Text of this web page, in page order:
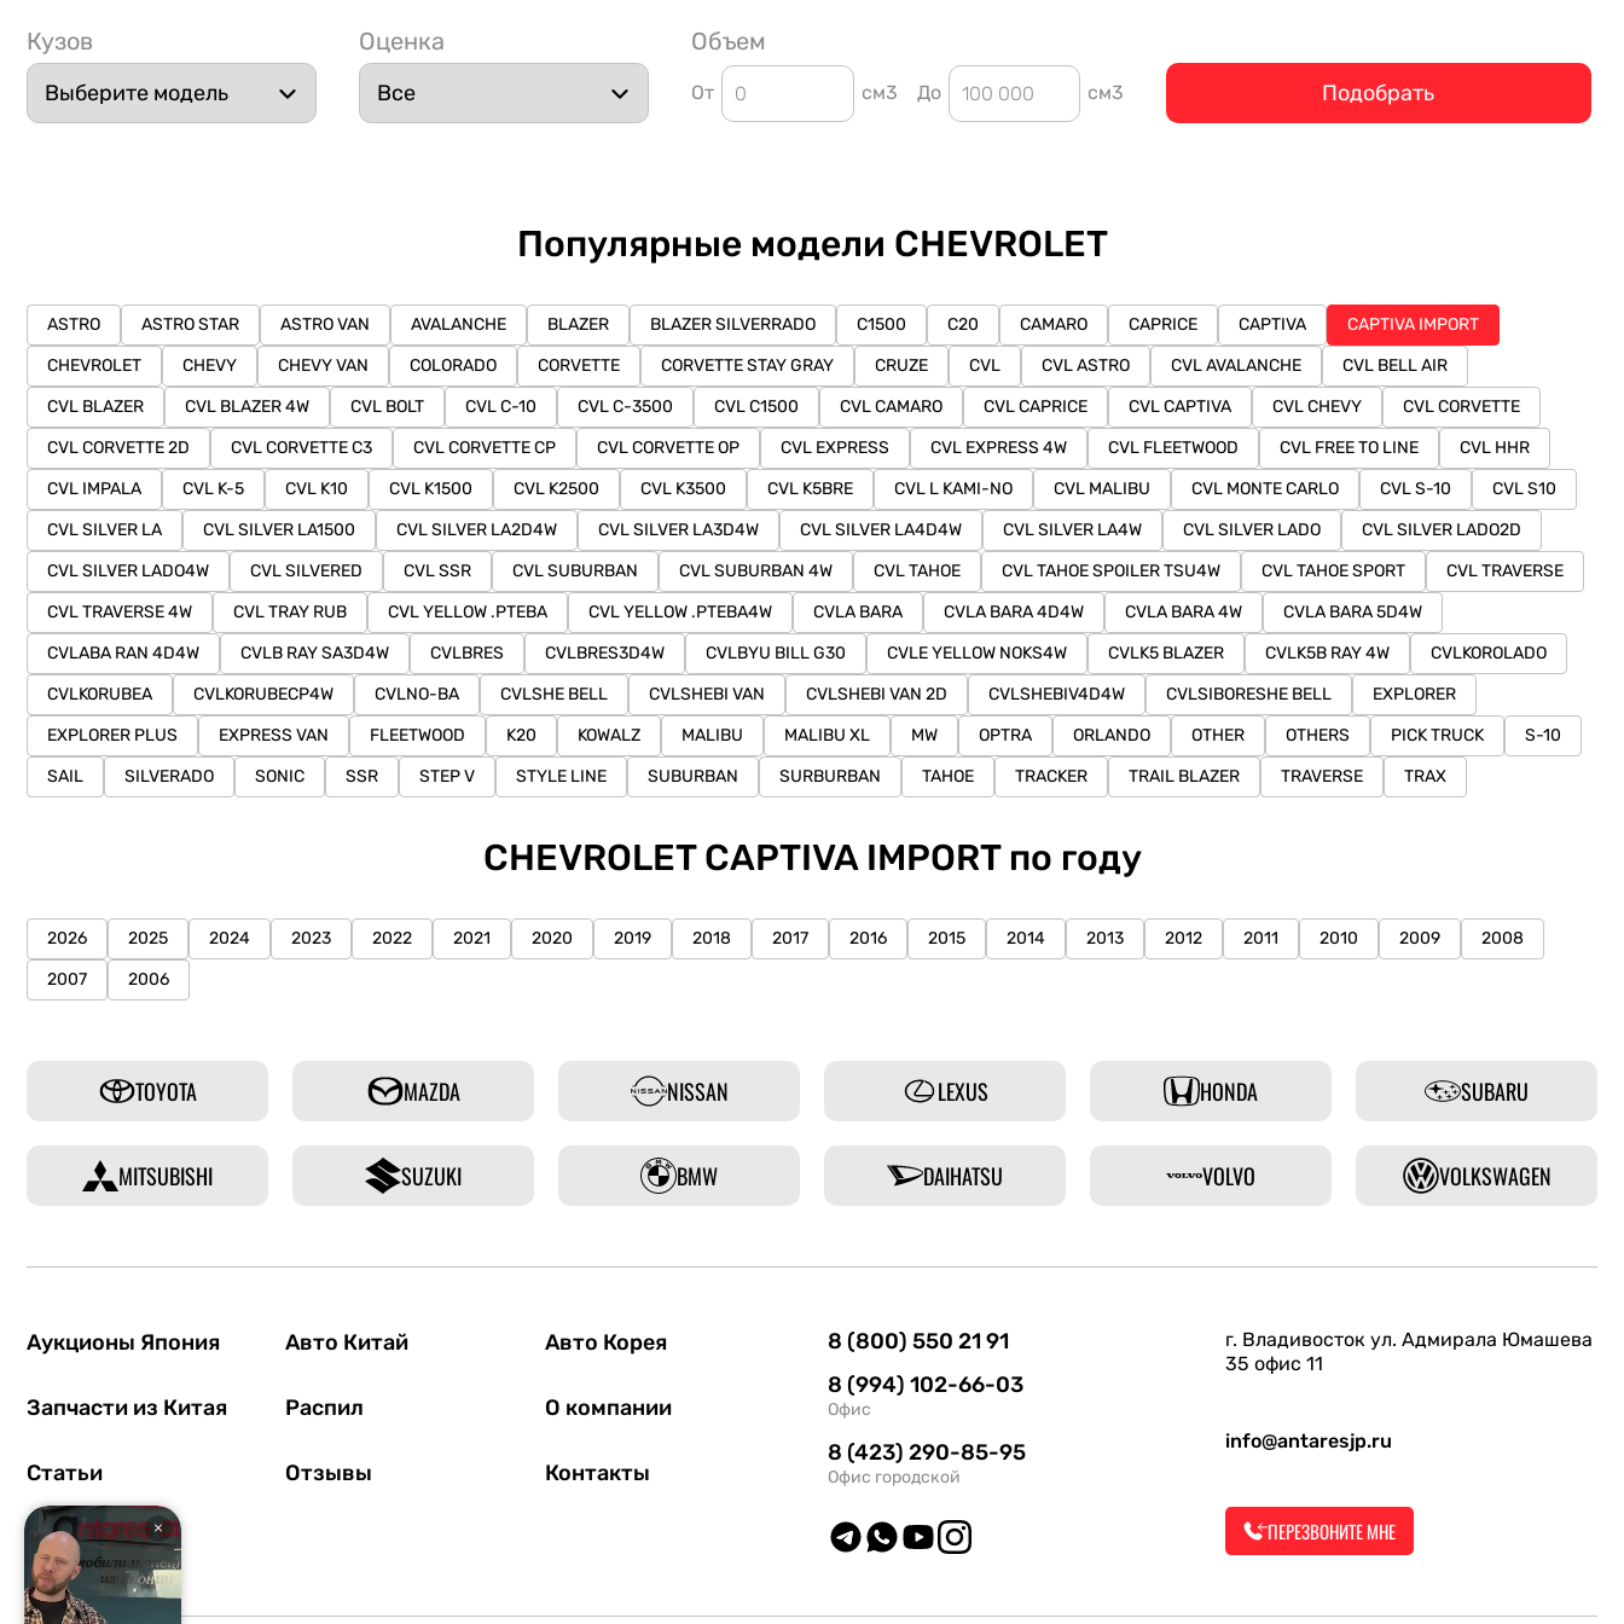
Кузов Оценка Объем
От см3 До см3 Подобрать
Популярные модели CHEVROLET
ASTRO ASTRO STAR ASTRO VAN AVALANCHE BLAZER BLAZER SILVERRADO C1500 C20 CAMARO CAPRICE CAPTIVA
CAPTIVA IMPORT
CHEVROLET
CHEVY CHEVY VAN COLORADO CORVETTE CORVETTE STAY GRAY CRUZE CVL CVL ASTRO CVL AVALANCHE
CVL BELL AIR
CVL BLAZER
CVL BLAZER 4W CVL BOLT CVL C-10 CVL C-3500 CVL C1500 CVL CAMARO CVL CAPRICE CVL CAPTIVA CVL CHEVY
CVL CORVETTE
CVL CORVETTE 2D
CVL CORVETTE C3 CVL CORVETTE CP CVL CORVETTE OP CVL EXPRESS CVL EXPRESS 4W CVL FLEETWOOD CVL FREE TO LINE
CVL HHR
CVL IMPALA
CVL K-5 CVL K10 CVL K1500 CVL K2500 CVL K3500 CVL K5BRE CVL L KAMI-NO CVL MALIBU CVL MONTE CARLO CVL S-10
CVL S10
CVL SILVER LA
CVL SILVER LA1500 CVL SILVER LA2D4W CVL SILVER LA3D4W CVL SILVER LA4D4W CVL SILVER LA4W CVL SILVER LADO
CVL SILVER LADO2D
CVL SILVER LADO4W
CVL SILVERED CVL SSR CVL SUBURBAN CVL SUBURBAN 4W CVL TAHOE CVL TAHOE SPOILER TSU4W CVL TAHOE SPORT
CVL TRAVERSE
CVL TRAVERSE 4W
CVL TRAY RUB CVL YELLOW .PTEBA CVL YELLOW .PTEBA4W CVLA BARA CVLA BARA 4D4W CVLA BARA 4W
CVLA BARA 5D4W
CVLABA RAN 4D4W
CVLB RAY SA3D4W CVLBRES CVLBRES3D4W CVLBYU BILL G30 CVLE YELLOW NOKS4W CVLK5 BLAZER CVLK5B RAY 4W
CVLKOROLADO
CVLKORUBEA
CVLKORUBECP4W CVLNO-BA CVLSHE BELL CVLSHEBI VAN CVLSHEBI VAN 2D CVLSHEBIV4D4W CVLSIBORESHE BELL
EXPLORER
EXPLORER PLUS
EXPRESS VAN FLEETWOOD K20 KOWALZ MALIBU MALIBU XL MW OPTRA ORLANDO OTHER OTHERS PICK TRUCK
S-10
SAIL
SILVERADO SONIC SSR STEP V STYLE LINE SUBURBAN SURBURBAN TAHOE TRACKER TRAIL BLAZER TRAVERSE TRAX
CHEVROLET CAPTIVA IMPORT по году
2026 2025 2024 2023 2022 2021 2020 2019 2018 2017 2016 2015 2014 2013 2012 2011 2010 2009
2008
2007
2006
TOYOTA MAZDA NISSAN LEXUS HONDA SUBARU
MITSUBISHI SUZUKI BMW DAIHATSU VOLVO VOLKSWAGEN
Аукционы Япония Авто Китай Авто Корея
Запчасти из Китая Распил О компании
Статьи Отзывы Контакты
8 (800) 550 21 91
8 (994) 102-66-03
Офис
8 (423) 290-85-95
Офис городской
г. Владивосток ул. Адмирала Юмашева
35 офис 11
info@antaresjp.ru
ПЕРЕЗВОНИТЕ МНЕ